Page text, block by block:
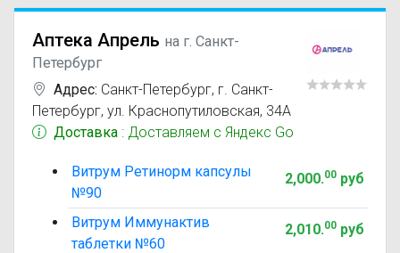
Аптека Апрель на г. Санкт-
Петербург
Адрес: Санкт-Петербург, г. Санкт-
Петербург, ул. Краснопутиловская, 34А
Доставка : Доставляем с Яндекс Go
Витрум Ретинорм капсулы
№90
2,000.00руб
Витрум Иммунактив
таблетки №60
2,010.00руб